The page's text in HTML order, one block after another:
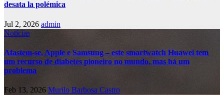
desata la polémica
Jul 2, 2026 admin
Notícias
Afastem-se, Apple e Samsung – este smartwatch Huawei tem
um recurso de diabetes pioneiro no mundo, mas há um
problema
Feb 13, 2026 Murilo Barbosa Castro